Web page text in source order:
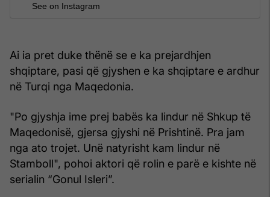
See on Instagram
Ai ia pret duke thënë se e ka prejardhjen
shqiptare, pasi që gjyshen e ka shqiptare e ardhur
në Turqi nga Maqedonia.
"Po gjyshja ime prej babës ka lindur në Shkup të
Maqedonisë, gjersa gjyshi në Prishtinë. Pra jam
nga ato trojet. Unë natyrisht kam lindur në
Stamboll", pohoi aktori që rolin e parë e kishte në
serialin “Gonul Isleri”.